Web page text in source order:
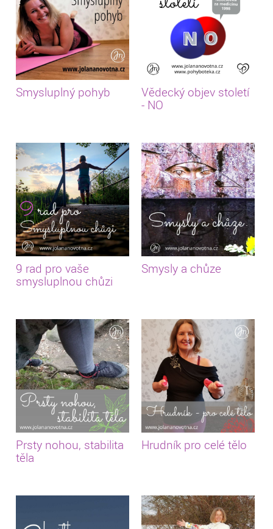
Smysluplný pohyb
Vědecký objev století
- NO
9 rad pro vaše
smysluplnou chůzi
Smysly a chůze
Prsty nohou, stabilita
těla
Hrudník pro celé tělo